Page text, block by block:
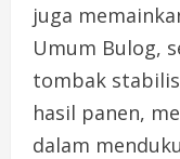
juga
Umum Bulog,
tombak
hasil panen,
dalam